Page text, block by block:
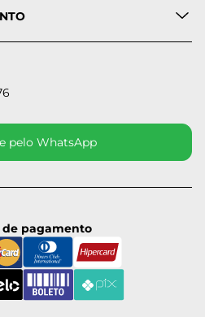
pelo WhatsApp
de pagamento